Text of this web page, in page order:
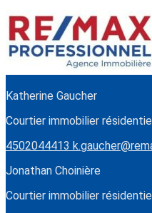
Katherine Gaucher
Courtier immobilier résidentiel
4502044413
Jonathan Choinière
Courtier immobilier